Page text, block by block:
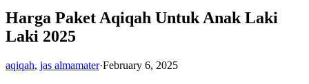
Harga Paket Aqiqah Untuk Anak Laki
Laki 2025
aqiqah, jas almamater·February 6, 2025